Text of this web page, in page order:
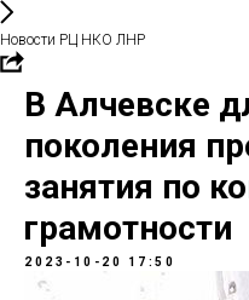
Новости РЦ НКО ЛНР
В Алчевске
поколения
занятия по
грамотности
2023-10-20 17:50